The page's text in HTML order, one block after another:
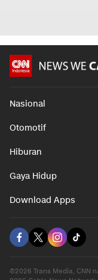
Nasional
Otomotif
Hiburan
Gaya Hidup
Download Apps
©2026 Trans Media, CNN